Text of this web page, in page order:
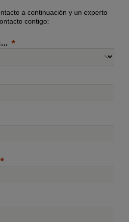
a continuación y un experto
contigo: